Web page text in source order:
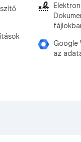
Google
az